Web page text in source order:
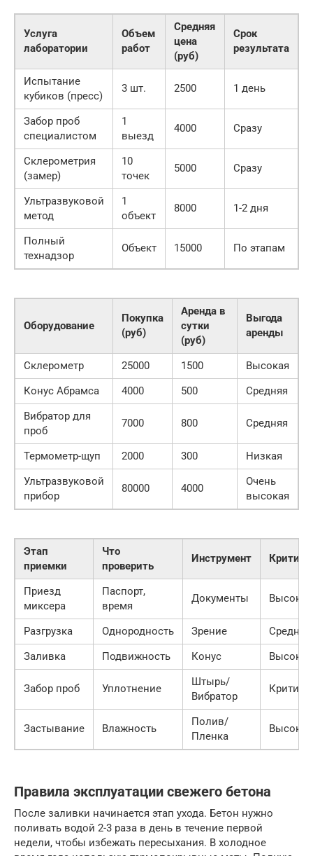
Услуга
лаборатории
Объем
работ
Средняя
цена
(руб)
Срок
результата
Испытание
кубиков (пресс)
3 шт. 2500 1 день
Забор проб
специалистом
1
выезд
4000 Сразу
Склерометрия
(замер)
10
точек
5000 Сразу
Ультразвуковой
метод
1
объект
8000 1-2 дня
Полный
технадзор
Объект 15000 По этапам
Оборудование
Покупка
(руб)
Аренда в
сутки
(руб)
Выгода
аренды
Склерометр 25000 1500
Высокая
Конус Абрамса
4000 500
Средняя
Вибратор для
проб
7000 800 Средняя
Термометр-щуп 2000 300
Низкая
Ультразвуковой
прибор
80000 4000
Очень
высокая
Этап
приемки
Что
проверить
Инструмент
Приезд
миксера
Паспорт,
время
Документы Высокая
Разгрузка Однородность Зрение
Средняя
Заливка
Подвижность Конус Высокая
Забор проб Уплотнение
Штырь/
Вибратор
Застывание Влажность
Полив/
Пленка
Высокая
Правила эксплуатации свежего бетона
После заливки начинается этап ухода. Бетон нужно
поливать водой 2-3 раза в день в течение первой
недели, чтобы избежать пересыхания. В холодное